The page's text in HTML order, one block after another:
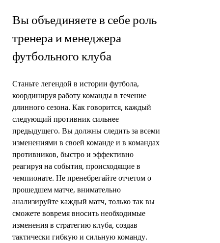
Вы объединяете в себе роль
тренера и менеджера
футбольного клуба
Станьте легендой в истории футбола,
координируя работу команды в течение
длинного сезона. Как говорится, каждый
следующий противник сильнее
предыдущего. Вы должны следить за всеми
изменениями в своей команде и в командах
противников, быстро и эффективно
реагируя на события, происходящие в
чемпионате. Не пренебрегайте отчетом о
прошедшем матче, внимательно
анализируйте каждый матч, только так вы
сможете вовремя вносить необходимые
изменения в стратегию клуба, создав
тактически гибкую и сильную команду.